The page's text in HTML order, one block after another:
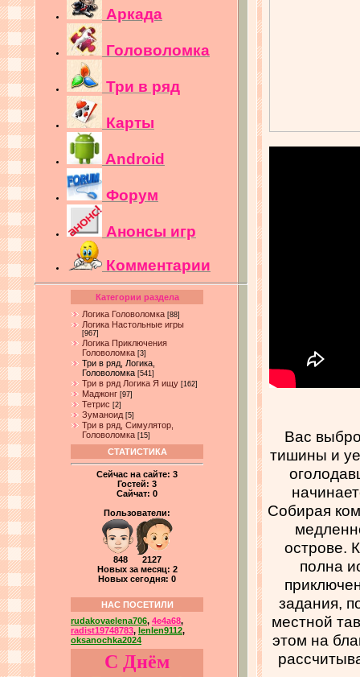
Аркада
Головоломка
Три в ряд
Карты
Android
Форум
Анонсы игр
Комментарии
Категории раздела
Логика Головоломка [88]
Логика Настольные игры
[967]
Логика Приключения
Головоломка [3]
Три в ряд, Логика,
Головоломка [541]
Три в ряд Логика Я ищу [162]
Маджонг [97]
Тетрис [2]
Зуманоид [5]
Три в ряд, Симулятор,
Головоломка [15]
СТАТИСТИКА
Сейчас на сайте: 3
Гостей: 3
Сайчат: 0
Пользователи:
848 2127
Новых за месяц: 2
Новых сегодня: 0
НАС ПОСЕТИЛИ
rudakovaelena706, 4e4a68,
radist19748783, lenlen9112,
oksanochka2024
С Днём
Вас
тишины и
Собирая
острове.
полна
задания,
местной
этом на